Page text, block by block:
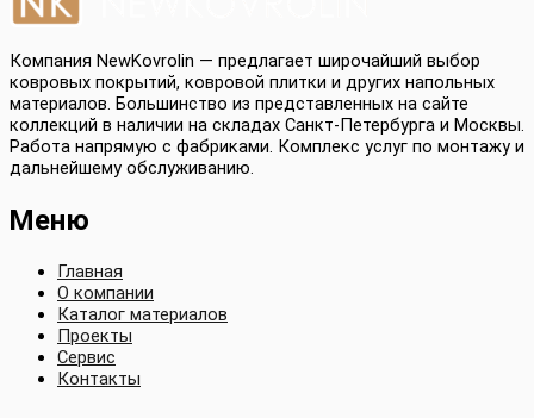
Компания NewKovrolin — предлагает широчайший выбор
ковровых покрытий, ковровой плитки и других напольных
материалов. Большинство из представленных на сайте
коллекций в наличии на складах Санкт-Петербурга и Москвы.
Работа напрямую с фабриками. Комплекс услуг по монтажу и
дальнейшему обслуживанию.
Меню
Главная
О компании
Каталог материалов
Проекты
Сервис
Контакты